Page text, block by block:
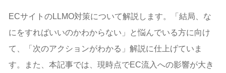
ECサイトのLLMO対策について解説します。「結局、な
にをすればいいのかわからない」と悩んでいる方に向け
て、「次のアクションがわかる」解説に仕上げていま
す。また、本記事では、現時点でEC流入への影響が大き